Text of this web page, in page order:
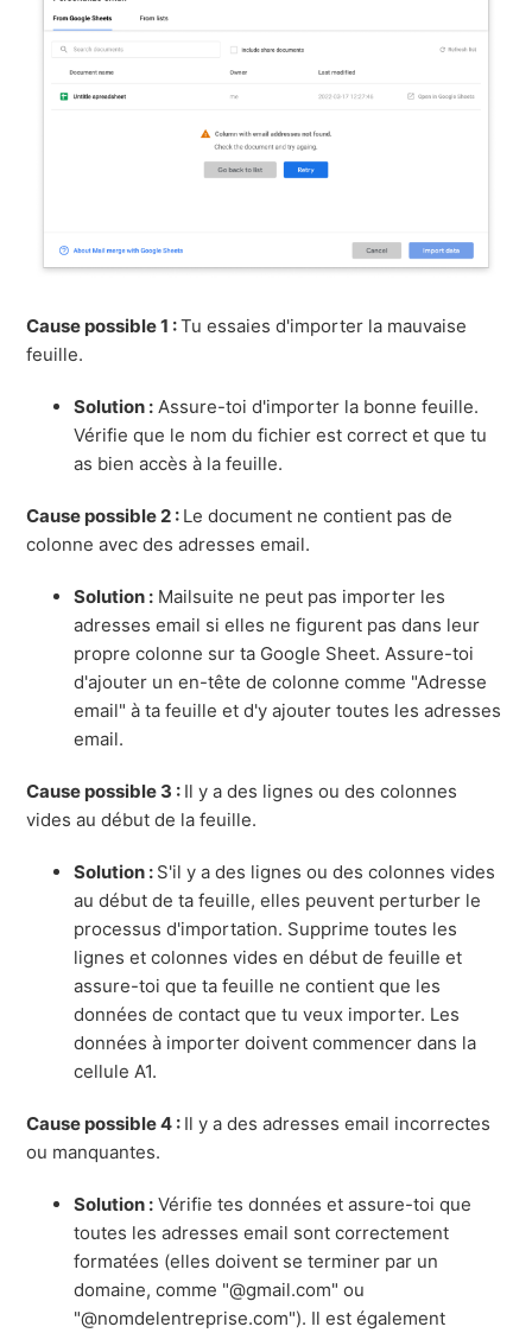
Cause possible 1 :Tu essaies d'importer la mauvaise
feuille.
Solution : Assure-toi d'importer la bonne feuille.
Vérifie que le nom du fichier est correct et que tu
as bien accès à la feuille.
Cause possible 2 : Le document ne contient pas de
colonne avec des adresses email.
Solution : Mailsuite ne peut pas importer les
adresses email si elles ne figurent pas dans leur
propre colonne sur ta Google Sheet. Assure-toi
d'ajouter un en-tête de colonne comme "Adresse
email" à ta feuille et d'y ajouter toutes les adresses
email.
Cause possible 3 : Il y a des lignes ou des colonnes
vides au début de la feuille.
Solution : S'il y a des lignes ou des colonnes vides
au début de ta feuille, elles peuvent perturber le
processus d'importation. Supprime toutes les
lignes et colonnes vides en début de feuille et
assure-toi que ta feuille ne contient que les
données de contact que tu veux importer. Les
données à importer doivent commencer dans la
cellule A1.
Cause possible 4 : Il y a des adresses email incorrectes
ou manquantes.
Solution : Vérifie tes données et assure-toi que
toutes les adresses email sont correctement
formatées (elles doivent se terminer par un
domaine, comme "@gmail.com" ou
"@nomdelentreprise.com"). Il est également